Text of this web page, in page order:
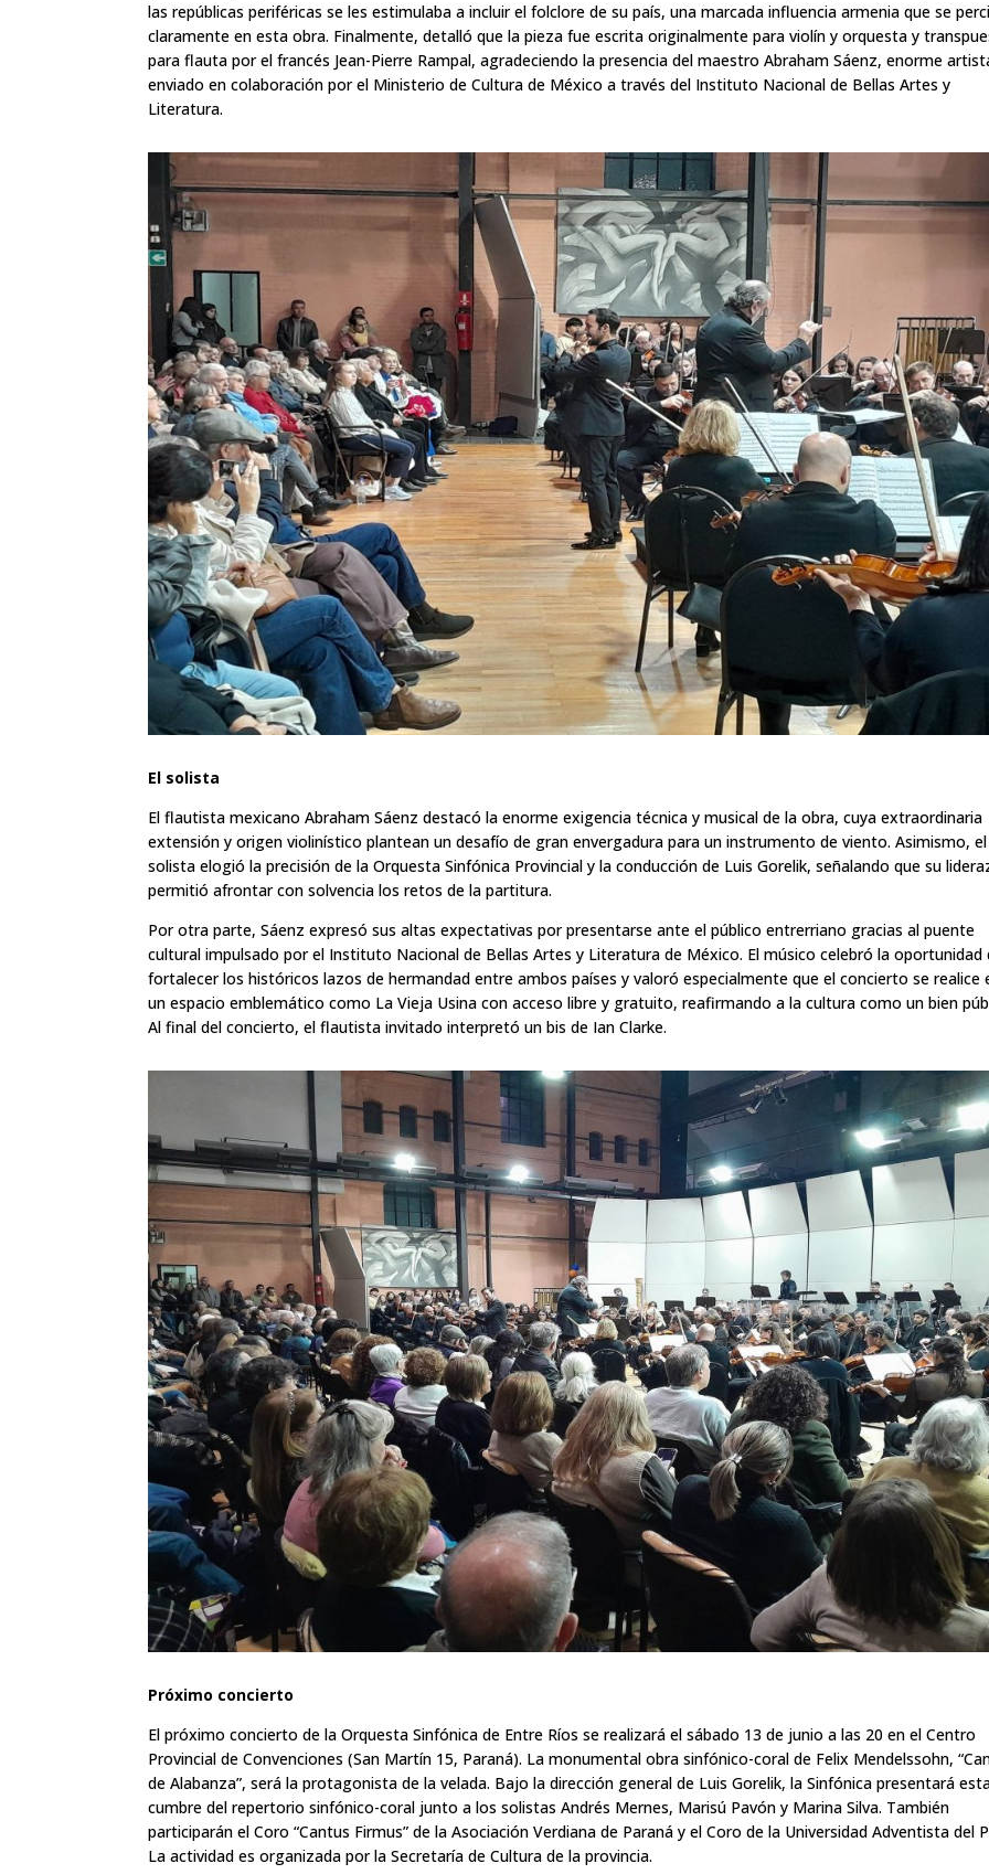
las repúblicas periféricas se les estimulaba a incluir el folclore de su país, una marcada influencia armenia que se
claramente en esta obra. Finalmente, detalló que la pieza fue escrita originalmente para violín y orquesta y
para flauta por el francés Jean-Pierre Rampal, agradeciendo la presencia del maestro Abraham Sáenz, enorme
enviado en colaboración por el Ministerio de Cultura de México a través del Instituto Nacional de Bellas Artes y
Literatura.
El solista
El flautista mexicano Abraham Sáenz destacó la enorme exigencia técnica y musical de la obra, cuya extraordinaria
extensión y origen violinístico plantean un desafío de gran envergadura para un instrumento de viento. Asimismo, el
solista elogió la precisión de la Orquesta Sinfónica Provincial y la conducción de Luis Gorelik, señalando que su
permitió afrontar con solvencia los retos de la partitura.
Por otra parte, Sáenz expresó sus altas expectativas por presentarse ante el público entrerriano gracias al puente
cultural impulsado por el Instituto Nacional de Bellas Artes y Literatura de México. El músico celebró la oportunidad
fortalecer los históricos lazos de hermandad entre ambos países y valoró especialmente que el concierto se realice
un espacio emblemático como La Vieja Usina con acceso libre y gratuito, reafirmando a la cultura como un bien
Al final del concierto, el flautista invitado interpretó un bis de Ian Clarke.
Próximo concierto
El próximo concierto de la Orquesta Sinfónica de Entre Ríos se realizará el sábado 13 de junio a las 20 en el Centro
Provincial de Convenciones (San Martín 15, Paraná). La monumental obra sinfónico-coral de Felix Mendelssohn,
de Alabanza”, será la protagonista de la velada. Bajo la dirección general de Luis Gorelik, la Sinfónica presentará
cumbre del repertorio sinfónico-coral junto a los solistas Andrés Mernes, Marisú Pavón y Marina Silva. También
participarán el Coro “Cantus Firmus” de la Asociación Verdiana de Paraná y el Coro de la Universidad Adventista del
La actividad es organizada por la Secretaría de Cultura de la provincia.